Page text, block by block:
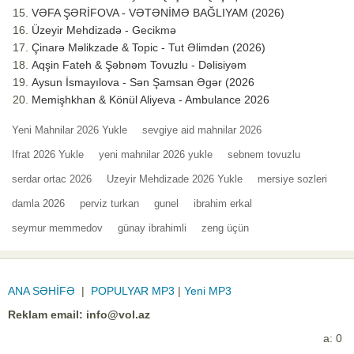
VƏFA ŞƏRİFOVA - VƏTƏNİMƏ BAĞLIYAM (2026)
Üzeyir Mehdizadə - Gecikmə
Çinarə Məlikzade & Topic - Tut Əlimdən (2026)
Aqşin Fateh & Şəbnəm Tovuzlu - Dəlisiyəm
Aysun İsmayılova - Sən Şamsan Əgər (2026
Memişhkhan & Könül Aliyeva - Ambulance 2026
Yeni Mahnilar 2026 Yukle sevgiye aid mahnilar 2026
Ifrat 2026 Yukle yeni mahnilar 2026 yukle sebnem tovuzlu
serdar ortac 2026 Uzeyir Mehdizade 2026 Yukle mersiye sozleri
damla 2026 perviz turkan gunel ibrahim erkal
seymur memmedov günay ibrahimli zeng üçün
ANA SƏHİFƏ | POPULYAR MP3 | Yeni MP3
Reklam email: info@vol.az
a: 0